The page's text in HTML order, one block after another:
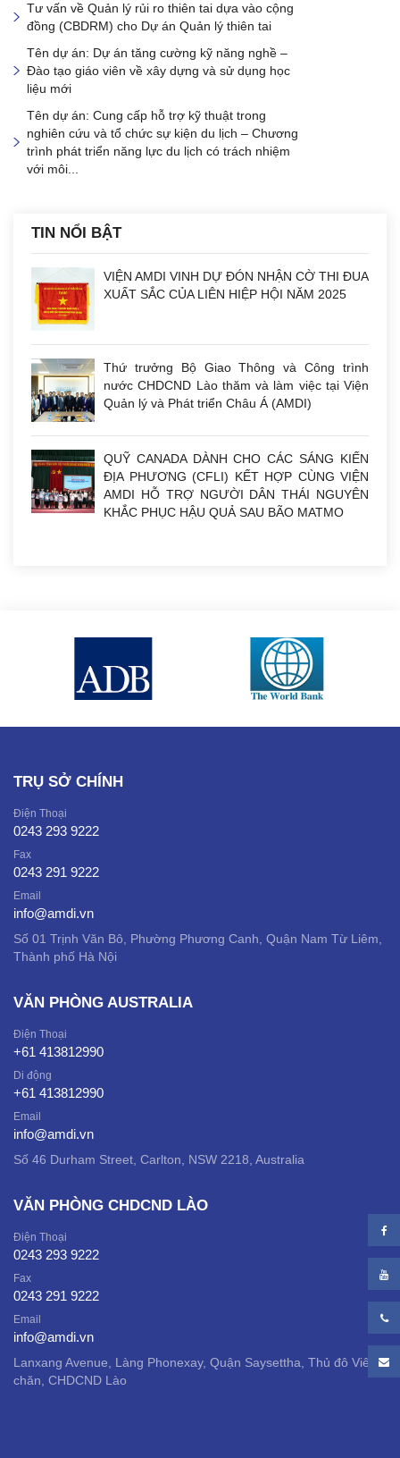
Tư vấn về Quản lý rủi ro thiên tai dựa vào cộng
đồng (CBDRM) cho Dự án Quản lý thiên tai
Tên dự án: Dự án tăng cường kỹ năng nghề –
Đào tạo giáo viên về xây dựng và sử dụng học
liệu mới
Tên dự án: Cung cấp hỗ trợ kỹ thuật trong
nghiên cứu và tổ chức sự kiện du lịch – Chương
trình phát triển năng lực du lịch có trách nhiệm
với môi...
TIN NỔI BẬT
VIỆN AMDI VINH DỰ ĐÓN NHẬN CỜ THI ĐUA
XUẤT SẮC CỦA LIÊN HIỆP HỘI NĂM 2025
Thứ trưởng Bộ Giao Thông và Công trình
nước CHDCND Lào thăm và làm việc tại Viện
Quản lý và Phát triển Châu Á (AMDI)
QUỸ CANADA DÀNH CHO CÁC SÁNG KIẾN
ĐỊA PHƯƠNG (CFLI) KẾT HỢP CÙNG VIỆN
AMDI HỖ TRỢ NGƯỜI DÂN THÁI NGUYÊN
KHẮC PHỤC HẬU QUẢ SAU BÃO MATMO
TRỤ SỞ CHÍNH
Điện Thoại
0243 293 9222
Fax
0243 291 9222
Email
info@amdi.vn
Số 01 Trịnh Văn Bô, Phường Phương Canh, Quận Nam Từ Liêm,
Thành phố Hà Nội
VĂN PHÒNG AUSTRALIA
Điện Thoại
+61 413812990
Di động
+61 413812990
Email
info@amdi.vn
Số 46 Durham Street, Carlton, NSW 2218, Australia
VĂN PHÒNG CHDCND LÀO
Điện Thoại
0243 293 9222
Fax
0243 291 9222
Email
info@amdi.vn
Lanxang Avenue, Làng Phonexay, Quận Saysettha, Thủ đô Viêng
chăn, CHDCND Lào